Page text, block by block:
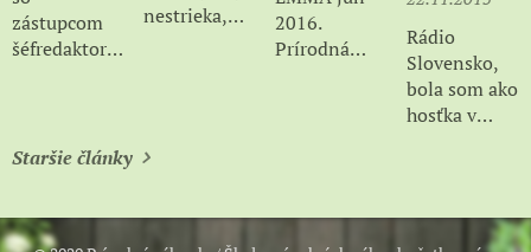
"semienkovni"
geneticky
zástupcom
šéfredaktora
časopisu
"alternatíva".
nestrieka,
Televízne
noviny na
jún 2016
2016.
Prírodná
Rádio
Slovensko,
bola som ako
hosťka v
veľmi
príjemné
Staršie články